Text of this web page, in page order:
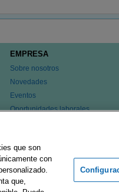
EMPRESA
Sobre nosotros
Novedades
Eventos
Oportunidades laborales
Condiciones de uso
que son
con
que,